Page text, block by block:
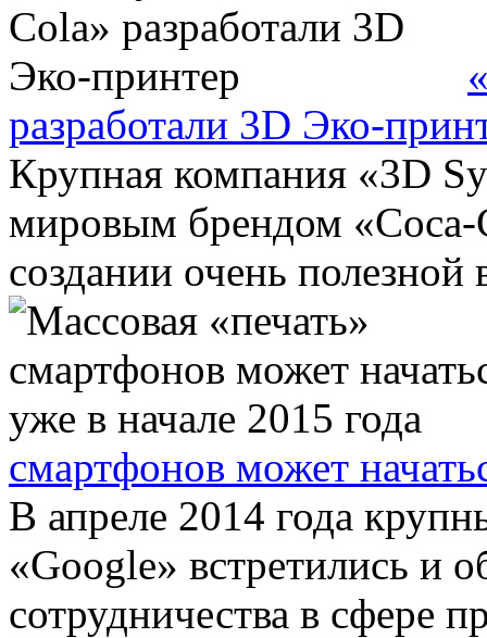
разработали 3D Эко-
Крупная компания «3D
мировым брендом «Coca-
создании очень
смартфонов может
В апреле 2014 года
«Google» встретились и
сотрудничества в сфере